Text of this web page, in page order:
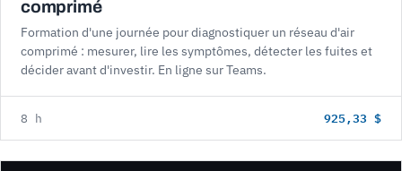
comprimé
Formation d'une journée pour diagnostiquer un réseau d'air
comprimé : mesurer, lire les symptômes, détecter les fuites et
décider avant d'investir. En ligne sur Teams.
8 h 925,33 $